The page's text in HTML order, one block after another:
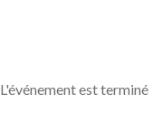
L'événement est terminé